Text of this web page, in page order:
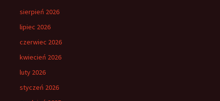
sierpień 2026
lipiec 2026
czerwiec 2026
kwiecień 2026
luty 2026
styczeń 2026